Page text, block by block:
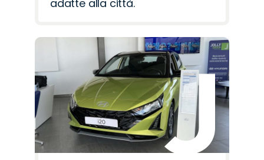
adatte alla città.